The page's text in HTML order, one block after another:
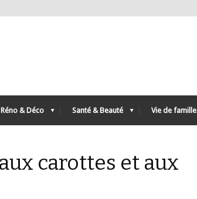
Réno & Déco Santé & Beauté Vie de famille
carottes et aux